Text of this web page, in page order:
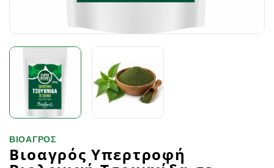
ΒΙΟΑΓΡΟΣ
Βιοαγρός Υπερτροφή